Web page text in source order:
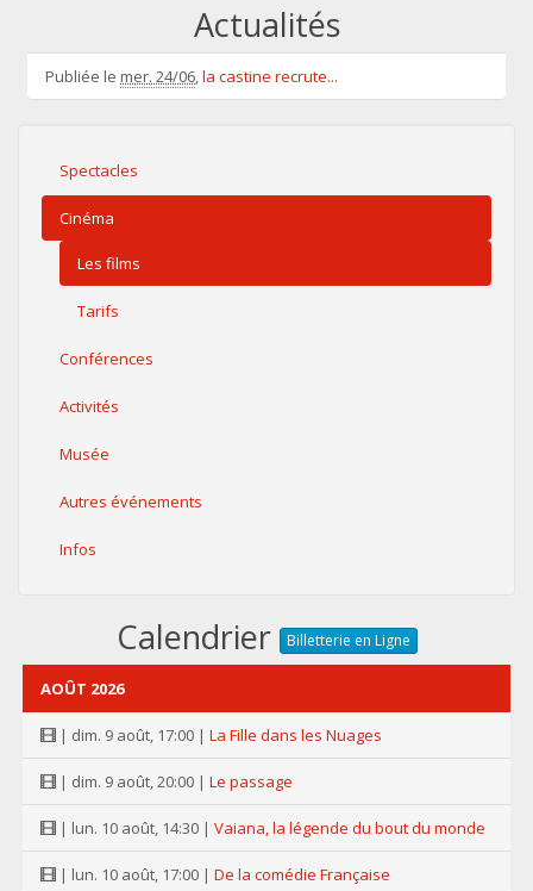
Actualités
Publiée le mer. 24/06,la castine recrute...
Spectacles
Cinéma
Les films
Tarifs
Conférences
Activités
Musée
Autres événements
Infos
Calendrier Billetterie en Ligne
AOÛT 2026
| dim. 9 août, 17:00 | La Fille dans les Nuages
| dim. 9 août, 20:00 | Le passage
| lun. 10 août, 14:30 | Vaiana, la légende du bout du monde
| lun. 10 août, 17:00 | De la comédie Française